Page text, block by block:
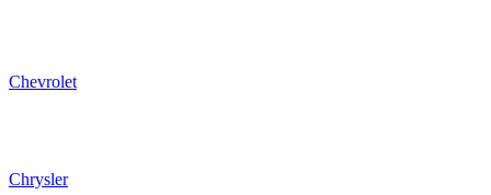
Chevrolet
Chrysler